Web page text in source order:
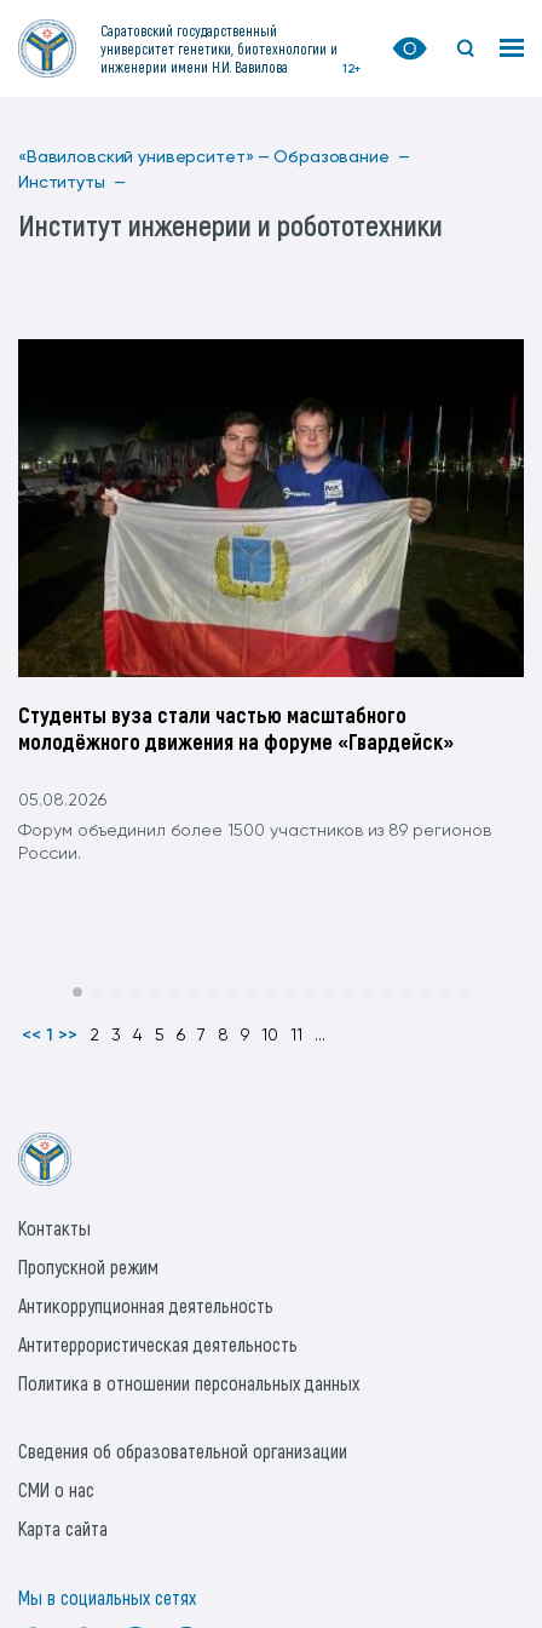
Саратовский государственный
университет генетики, биотехнологии и
инженерии имени Н.И. Вавилова
12+
«Вавиловский университет» — Образование —
Институты —
Институт инженерии и робототехники
Студенты вуза стали частью масштабного
молодёжного движения на форуме «Гвардейск»
05.08.2026
Форум объединил более 1500 участников из 89 регионов
России.
<< 1 >> 2 3 4 5 6 7 8 9 10 11 ...
Контакты
Пропускной режим
Антикоррупционная деятельность
Антитеррористическая деятельность
Политика в отношении персональных данных
Сведения об образовательной организации
СМИ о нас
Карта сайта
Мы в социальных сетях